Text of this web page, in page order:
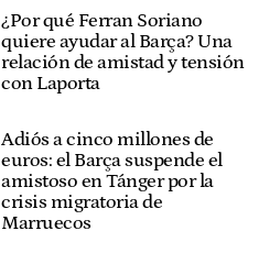
¿Por qué Ferran Soriano
quiere ayudar al Barça? Una
relación de amistad y tensión
con Laporta
Adiós a cinco millones de
euros: el Barça suspende el
amistoso en Tánger por la
crisis migratoria de
Marruecos